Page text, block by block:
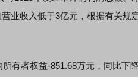
业收入低于3亿元，根据有关规
者权益-851.68万元，同比下